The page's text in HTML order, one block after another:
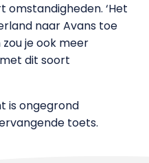
‘Het
naar Avans toe
je ook meer
dit soort
is ongegrond
toets.